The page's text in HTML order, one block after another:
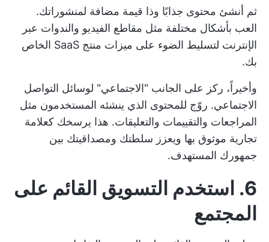
ثم أنشئ محتوى جذابًا وذا قيمة مضافة لمنشوراتك.
العب بأشكال مختلفة مثل مقاطع الفيديو والندوات عبر
الإنترنت لتسليط الضوء على ميزات منتج SaaS الخاص
بك.
وأخيراً، ركز على الجانب "الاجتماعي" لوسائل التواصل
الاجتماعي. روّج للمحتوى الذي ينشئه المستخدمون مثل
المراجعات والتقييمات والتعليقات. هذا يرسخك كعلامة
تجارية موثوق بها ويعزز سلطتك ومصداقيتك بين
جمهورك المستهدف.
6. استخدم التسويق القائم على
المجتمع